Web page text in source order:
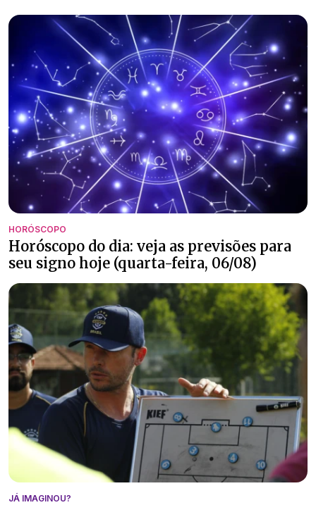
HORÓSCOPO
Horóscopo do dia: veja as previsões para
seu signo hoje (quarta-feira, 06/08)
JÁ IMAGINOU?